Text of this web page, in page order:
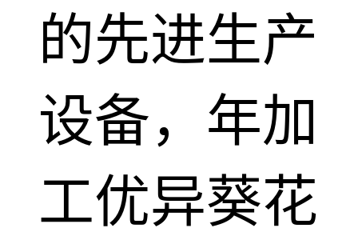
的先进生产
设备，年加
工优异葵花